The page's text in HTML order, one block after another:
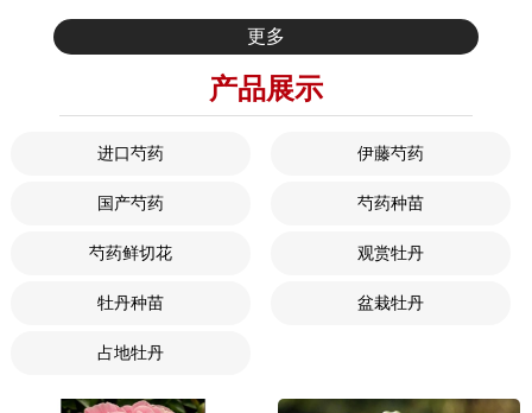
更多
产品展示
进口芍药 伊藤芍药
国产芍药 芍药种苗
芍药鲜切花 观赏牡丹
牡丹种苗 盆栽牡丹
占地牡丹